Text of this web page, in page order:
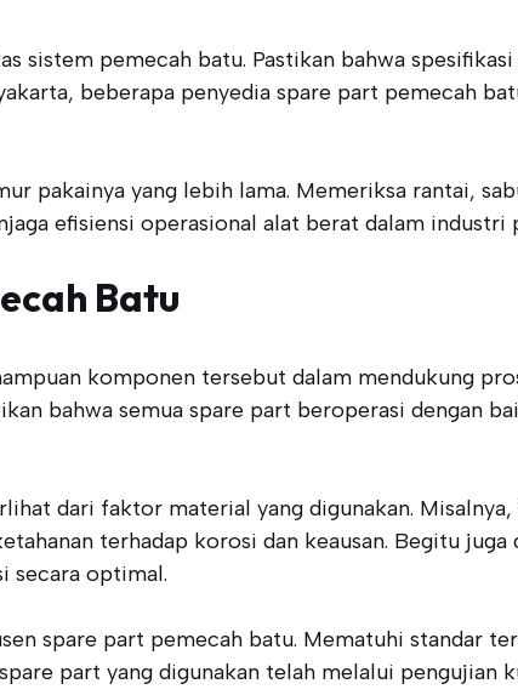
pemecah batu. Pastikan bahwa
beberapa penyedia spare part pemecah
pakainya yang lebih lama. Memeriksa rantai,
efisiensi operasional alat berat dalam industri
Batu
komponen tersebut dalam mendukung
bahwa semua spare part beroperasi dengan
dari faktor material yang digunakan.
terhadap korosi dan keausan. Begitu juga
secara optimal.
spare part pemecah batu. Mematuhi standar
part yang digunakan telah melalui pengujian